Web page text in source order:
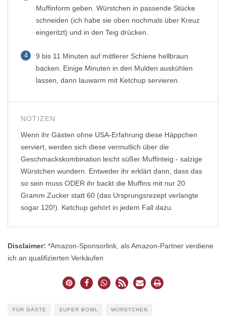
Muffinform geben. Würstchen in passende Stücke
schneiden (ich habe sie oben nochmals über Kreuz
eingeritzt) und in den Teig drücken.
4
9 bis 11 Minuten auf mittlerer Schiene hellbraun
backen. Einige Minuten in den Mulden auskühlen
lassen, dann lauwarm mit Ketchup servieren.
NOTIZEN
Wenn ihr Gästen ohne USA-Erfahrung diese Häppchen
serviert, werden sich diese vermutlich über die
Geschmackskombination leicht süßer Muffinteig - salzige
Würstchen wundern. Entweder ihr erklärt dann, dass das
so sein muss ODER ihr backt die Muffins mit nur 20
Gramm Zucker statt 60 (das Ursprungsrezept verlangte
sogar 120!). Ketchup gehört in jedem Fall dazu.
Disclaimer: *Amazon-Sponsorlink, als Amazon-Partner verdiene
ich an qualifizierten Verkäufen
FÜR GÄSTE SUPER BOWL WÜRSTCHEN